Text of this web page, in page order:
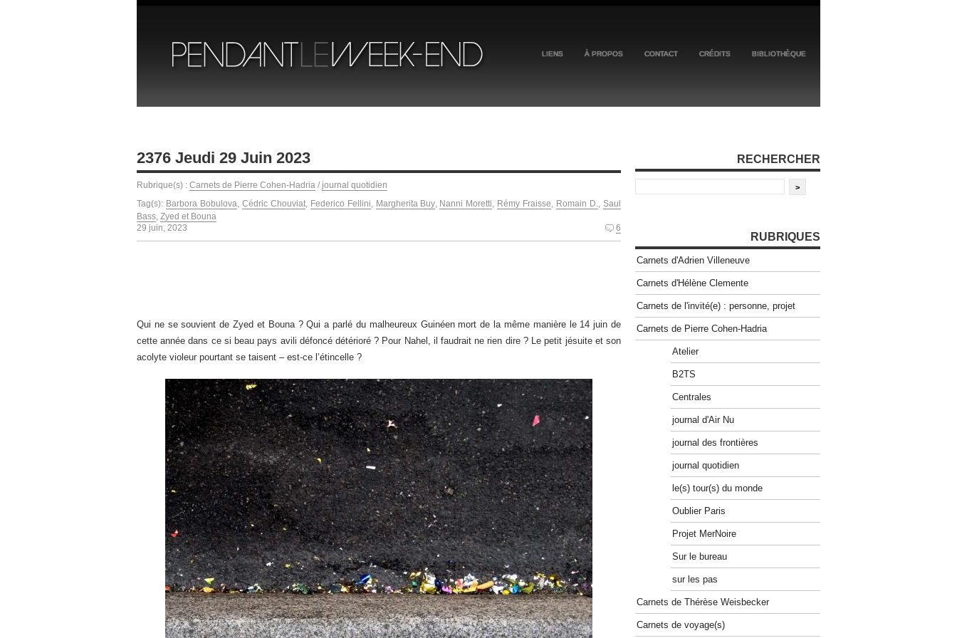
LIENS À PROPOS CONTACT CRÉDITS BIBLIOTHÈQUE
2376 Jeudi 29 Juin 2023
Rubrique(s) : Carnets de Pierre Cohen-Hadria / journal quotidien
Tag(s): Barbora Bobulova, Cédric Chouviat, Federico Fellini, Margherita Buy, Nanni Moretti, Rémy Fraisse, Romain D., Saul
Bass, Zyed et Bouna
29 juin, 2023
6
Qui ne se souvient de Zyed et Bouna ? Qui a parlé du malheureux Guinéen mort de la même manière le 14 juin de
cette année dans ce si beau pays avili défoncé détérioré ? Pour Nahel, il faudrait ne rien dire ? Le petit jésuite et son
acolyte violeur pourtant se taisent – est-ce l’étincelle ?
RECHERCHER
RUBRIQUES
Carnets d'Adrien Villeneuve
Carnets d'Hélène Clemente
Carnets de l'invité(e) : personne, projet
Carnets de Pierre Cohen-Hadria
Atelier
B2TS
Centrales
journal d'Air Nu
journal des frontières
journal quotidien
le(s) tour(s) du monde
Oublier Paris
Projet MerNoire
Sur le bureau
sur les pas
Carnets de Thérèse Weisbecker
Carnets de voyage(s)